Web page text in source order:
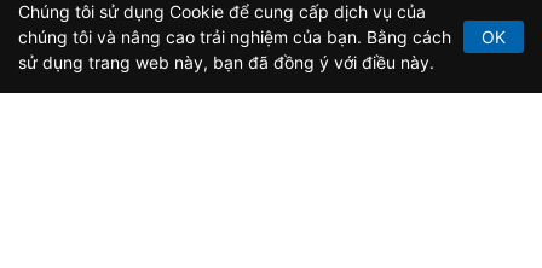
Giấy phép hoạt động báo chí điện tử số 64/GP-BTTTT do Bộ
Thông tin và Truyền thông cấp ngày 21/2/2020.
Chúng tôi sử dụng Cookie để cung cấp dịch vụ của
chúng tôi và nâng cao trải nghiệm của bạn. Bằng cách
sử dụng trang web này, bạn đã đồng ý với điều này.
OK